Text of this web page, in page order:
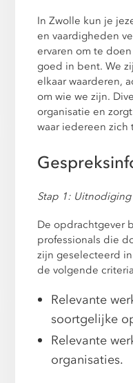
In Zwolle kun je
en vaardigheden
ervaren om te
goed in bent. We
elkaar waarderen,
om wie we zijn.
organisatie en
waar iedereen zich
Stap 1:
De opdrachtgever
professionals die
zijn geselecteerd
de volgende
Relevante
soortgelijke
Relevante
organisaties.